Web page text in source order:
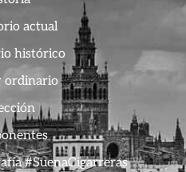
actual
histórico
ordinario
#SuenaCigarreras